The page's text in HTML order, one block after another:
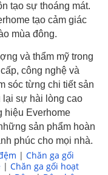
tạo sự thoáng mát.
tạo cảm giác
mùa đông.
và thẩm mỹ trong
công nghệ và
sóc từng chi tiết sản
lại sự hài lòng cao
hiệu Everhome
sản phẩm hoàn
phúc cho mọi nhà.
| Chăn ga gối
| Chăn ga gối hoạt